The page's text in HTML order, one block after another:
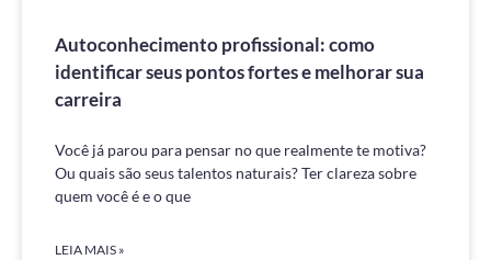
Autoconhecimento profissional: como
identificar seus pontos fortes e melhorar sua
carreira
Você já parou para pensar no que realmente te motiva?
Ou quais são seus talentos naturais? Ter clareza sobre
quem você é e o que
LEIA MAIS »